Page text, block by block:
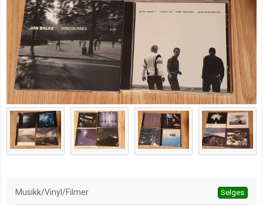
d
a
t
Musikk/Vinyl/Filmer Selges